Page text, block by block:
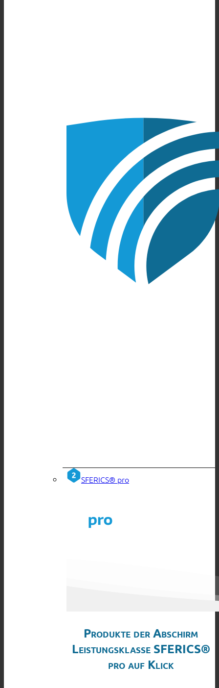
SFERICS® pro
Produkte der Abschirm
Leistungsklasse SFERICS®
pro auf Klick